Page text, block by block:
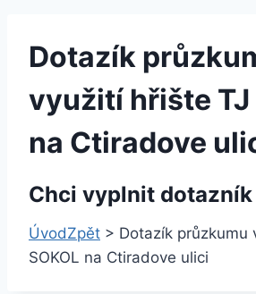
Dotazík
využití hřište TJ
na Ctiradove
Chci vyplnit dotazník
ÚvodZpět > Dotazík průzkumu
SOKOL na Ctiradove ulici